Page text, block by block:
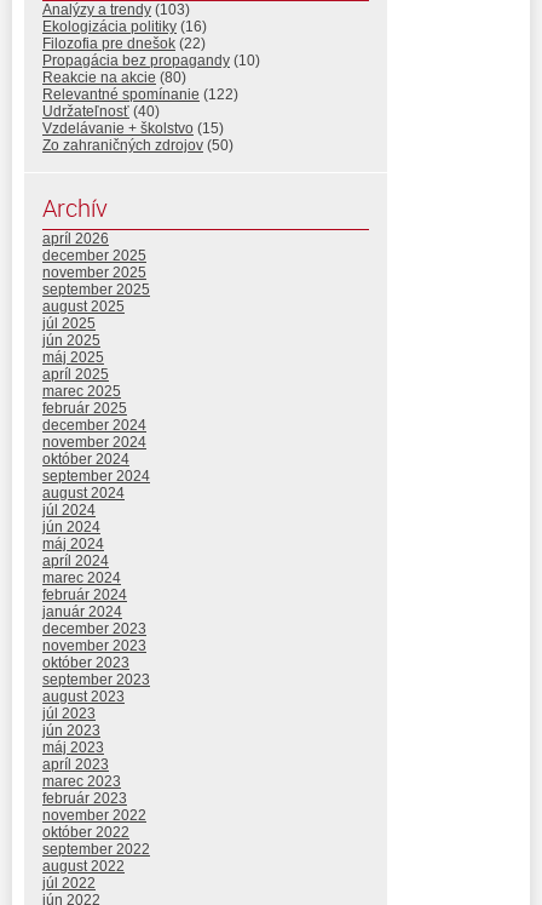
Analýzy a trendy (103)
Ekologizácia politiky (16)
Filozofia pre dnešok (22)
Propagácia bez propagandy (10)
Reakcie na akcie (80)
Relevantné spomínanie (122)
Udržateľnosť (40)
Vzdelávanie + školstvo (15)
Zo zahraničných zdrojov (50)
Archív
apríl 2026
december 2025
november 2025
september 2025
august 2025
júl 2025
jún 2025
máj 2025
apríl 2025
marec 2025
február 2025
december 2024
november 2024
október 2024
september 2024
august 2024
júl 2024
jún 2024
máj 2024
apríl 2024
marec 2024
február 2024
január 2024
december 2023
november 2023
október 2023
september 2023
august 2023
júl 2023
jún 2023
máj 2023
apríl 2023
marec 2023
február 2023
november 2022
október 2022
september 2022
august 2022
júl 2022
jún 2022